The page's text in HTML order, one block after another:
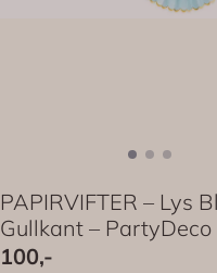
PAPIRVIFTER – Lys
Gullkant – PartyDeco
100,-